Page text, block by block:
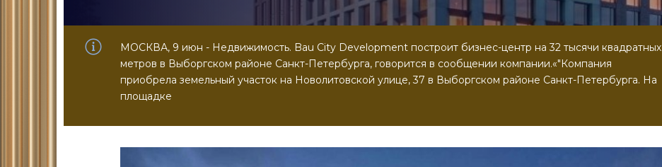
МОСКВА, 9 июн - Недвижимость. Bau City Development построит бизнес-центр на 32 тысячи квадратных
метров в Выборгском районе Санкт-Петербурга, говорится в сообщении компании.«"Компания
приобрела земельный участок на Новолитовской улице, 37 в Выборгском районе Санкт-Петербурга. На
площадке